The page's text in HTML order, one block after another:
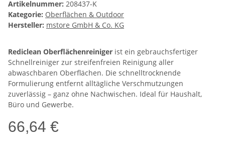
Artikelnummer: 208437-K
Kategorie: Oberflächen & Outdoor
Hersteller: mstore GmbH & Co. KG
Rediclean Oberflächenreiniger ist ein gebrauchsfertiger
Schnellreiniger zur streifenfreien Reinigung aller
abwaschbaren Oberflächen. Die schnelltrocknende
Formulierung entfernt alltägliche Verschmutzungen
zuverlässig – ganz ohne Nachwischen. Ideal für Haushalt,
Büro und Gewerbe.
66,64 €